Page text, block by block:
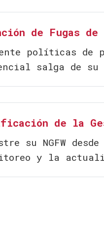
de Fugas de
políticas de
salga de su
de la
su NGFW
y la